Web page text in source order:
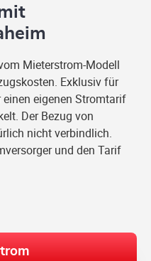
Mieterstrom-Modell
Exklusiv für
eigenen Stromtarif
Der Bezug von
nicht verbindlich.
und den Tarif